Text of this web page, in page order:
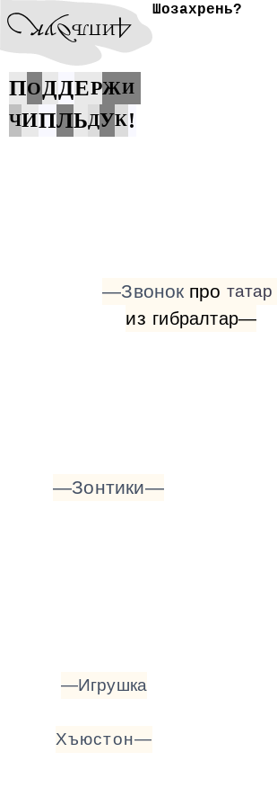
Шозахрень?
ПОДДЕРЖИ
ЧИПЛЬДУК!
—Зонтики—
—Звонок про татар
из гибралтар—
—Игрушка
Хъюстон—